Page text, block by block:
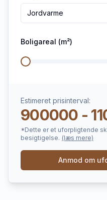
Jordvarme
Boligareal (m²)
Estimeret prisinterval:
900000 -
*Dette er et uforpligtende
besigtigelse. (læs mere)
Anmod om